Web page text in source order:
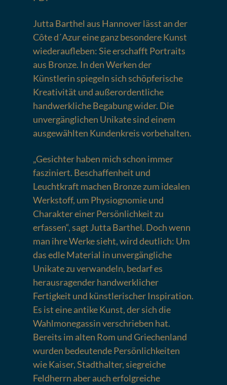
Jutta Barthel aus Hannover lässt an der
Côte d´Azur eine ganz besondere Kunst
wiederaufleben: Sie erschafft Portraits
aus Bronze. In den Werken der
Künstlerin spiegeln sich schöpferische
Kreativität und außerordentliche
handwerkliche Begabung wider. Die
unvergänglichen Unikate sind einem
ausgewählten Kundenkreis vorbehalten.
„Gesichter haben mich schon immer
fasziniert. Beschaffenheit und
Leuchtkraft machen Bronze zum idealen
Werkstoff, um Physiognomie und
Charakter einer Persönlichkeit zu
erfassen“, sagt Jutta Barthel. Doch wenn
man ihre Werke sieht, wird deutlich: Um
das edle Material in unvergängliche
Unikate zu verwandeln, bedarf es
herausragender handwerklicher
Fertigkeit und künstlerischer Inspiration.
Es ist eine antike Kunst, der sich die
Wahlmonegassin verschrieben hat.
Bereits im alten Rom und Griechenland
wurden bedeutende Persönlichkeiten
wie Kaiser, Stadthalter, siegreiche
Feldherrn aber auch erfolgreiche